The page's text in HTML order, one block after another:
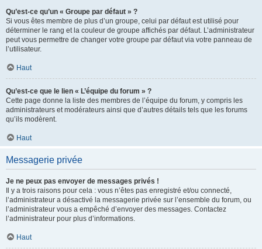
Qu’est-ce qu’un « Groupe par défaut » ?
Si vous êtes membre de plus d’un groupe, celui par défaut est utilisé pour
déterminer le rang et la couleur de groupe affichés par défaut. L’administrateur
peut vous permettre de changer votre groupe par défaut via votre panneau de
l’utilisateur.
Haut
Qu’est-ce que le lien « L’équipe du forum » ?
Cette page donne la liste des membres de l’équipe du forum, y compris les
administrateurs et modérateurs ainsi que d’autres détails tels que les forums
qu’ils modèrent.
Haut
Messagerie privée
Je ne peux pas envoyer de messages privés !
Il y a trois raisons pour cela : vous n’êtes pas enregistré et/ou connecté,
l’administrateur a désactivé la messagerie privée sur l’ensemble du forum, ou
l’administrateur vous a empêché d’envoyer des messages. Contactez
l’administrateur pour plus d’informations.
Haut